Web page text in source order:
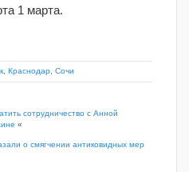
1 марта.
Краснодар Сочи
сотрудничество с Анной
«
о смягчении антиковидных мер